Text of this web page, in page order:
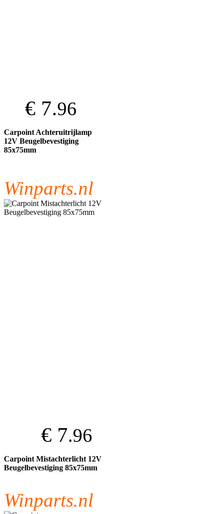
€ 7.96
Carpoint Achteruitrijlamp
12V Beugelbevestiging
85x75mm
Winparts.nl
€ 7.96
Carpoint Mistachterlicht 12V
Beugelbevestiging 85x75mm
Winparts.nl